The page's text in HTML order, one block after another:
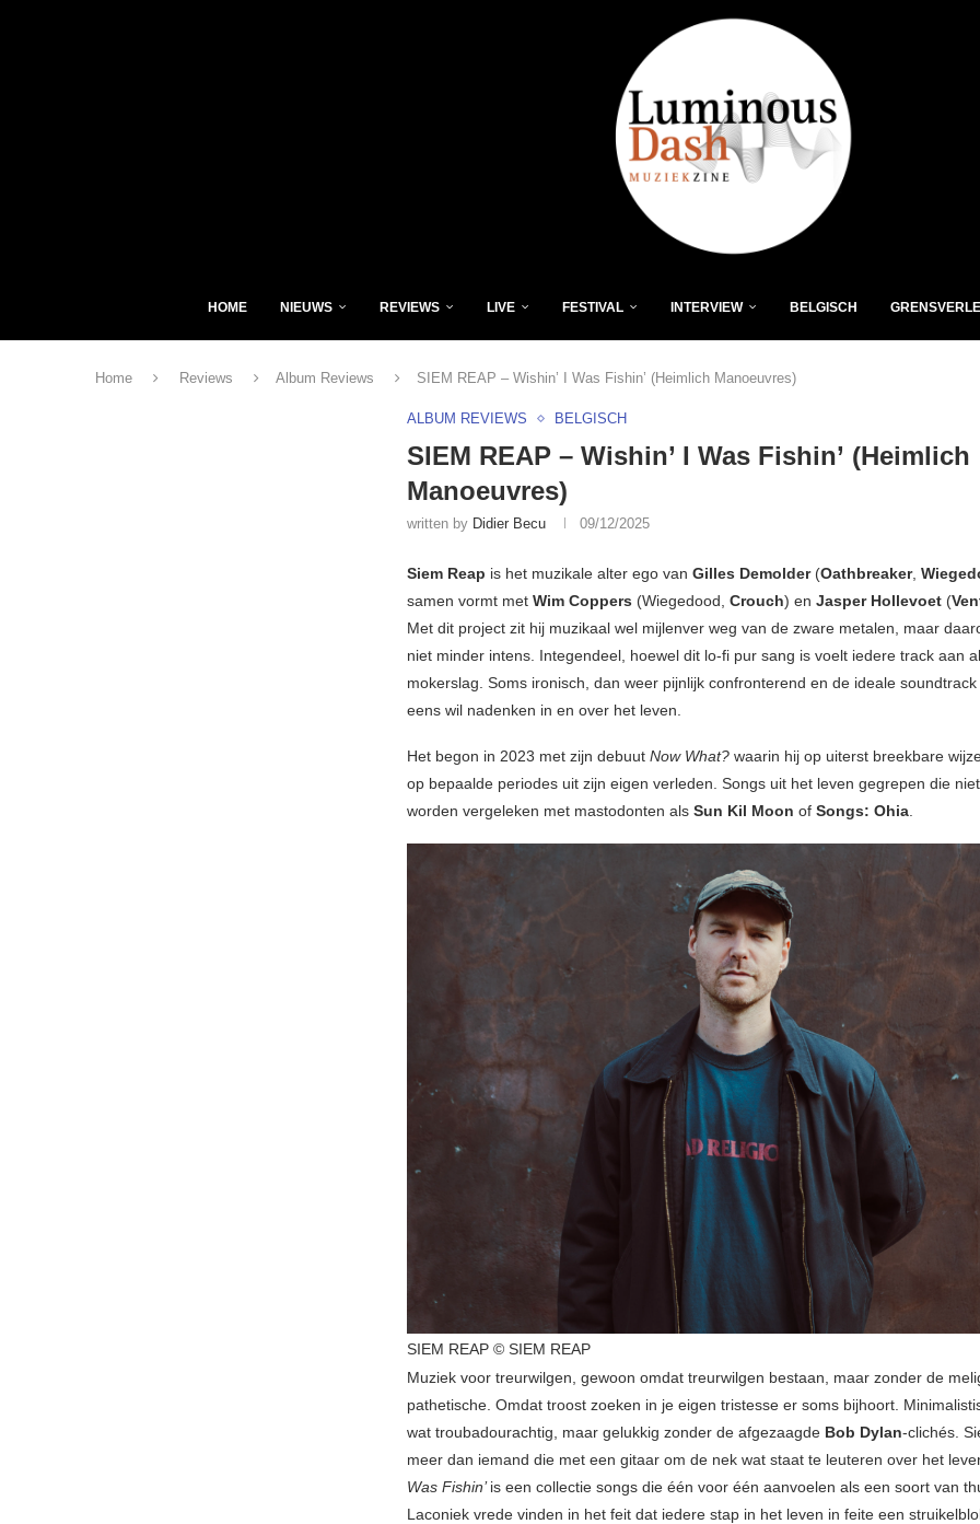
HOME NIEUWS REVIEWS LIVE FESTIVAL INTERVIEW BELGISCH
Home Reviews Album Reviews SIEM REAP – Wishin’ I Was Fishin’ (Heimlich Manoeuvres)
ALBUM REVIEWS BELGISCH
SIEM REAP – Wishin’ I Was Fishin’ (Heimlich
Manoeuvres)
written by Didier Becu 09/12/2025
Siem Reap is het muzikale alter ego van Gilles Demolder(Oathbreaker,
samen vormt met Wim Coppers (Wiegedood, Crouch) en Jasper Hollevoet (
Met dit project zit hij muzikaal wel mijlenver weg van de zware metalen, maar
niet minder intens. Integendeel, hoewel dit lo-fi pur sang is voelt iedere track aan
mokerslag. Soms ironisch, dan weer pijnlijk confronterend en de ideale
eens wil nadenken in en over het leven.
Het begon in 2023 met zijn debuut Now What? waarin hij op uiterst breekbare
op bepaalde periodes uit zijn eigen verleden. Songs uit het leven gegrepen die
worden vergeleken met mastodonten als Sun Kil Moon of Songs: Ohia.
SIEM REAP © SIEM REAP
Muziek voor treurwilgen, gewoon omdat treurwilgen bestaan, maar zonder de
pathetische. Omdat troost zoeken in je eigen tristesse er soms bijhoort.
wat troubadourachtig, maar gelukkig zonder de afgezaagde Bob Dylan-clichés.
meer dan iemand die met een gitaar om de nek wat staat te leuteren over het
Was Fishin’is een collectie songs die één voor één aanvoelen als een soort van
Laconiek vrede vinden in het feit dat iedere stap in het leven in feite een